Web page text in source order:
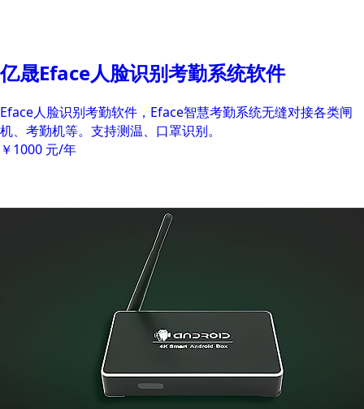
亿晟Eface人脸识别考勤系统软件
Eface人脸识别考勤软件，Eface智慧考勤系统无缝对接各类闸
机、考勤机等。支持测温、口罩识别。
￥1000 元/年